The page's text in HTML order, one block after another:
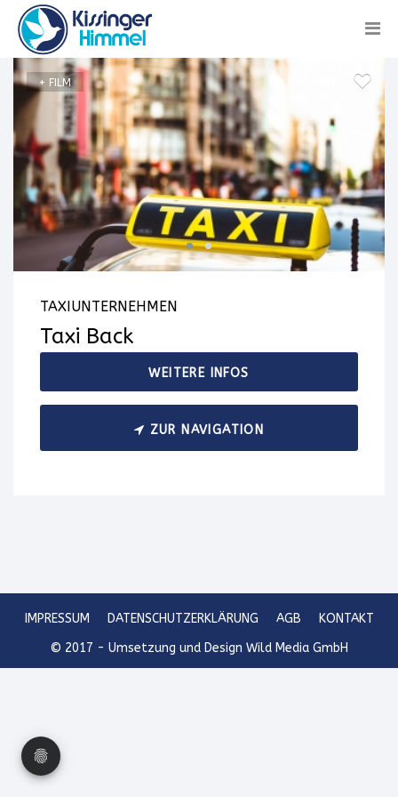
+ FILM
TAXIUNTERNEHMEN
Taxi Back
WEITERE INFOS
ZUR NAVIGATION
IMPRESSUM DATENSCHUTZERKLÄRUNG AGB
KONTAKT
© 2017 - Umsetzung und Design Wild Media GmbH